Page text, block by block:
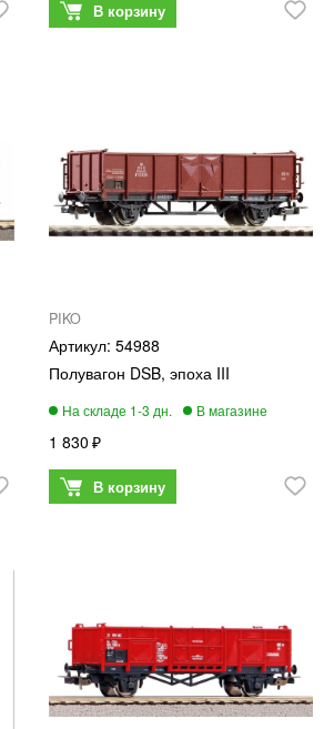
PIKO
54988
Полувагон DSB, эпоха III
1 830